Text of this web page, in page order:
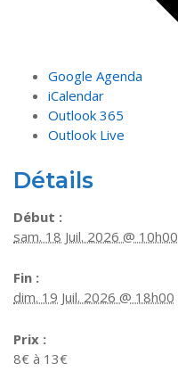
Google Agenda
iCalendar
Outlook 365
Outlook Live
Détails
Début :
sam. 18 Juil. 2026 @ 10h00
Fin :
dim. 19 Juil. 2026 @ 18h00
Prix :
8€ à 13€